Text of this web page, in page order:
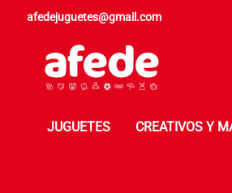
afedejuguetes@gmail.com
JUGUETES CREATIVOS Y